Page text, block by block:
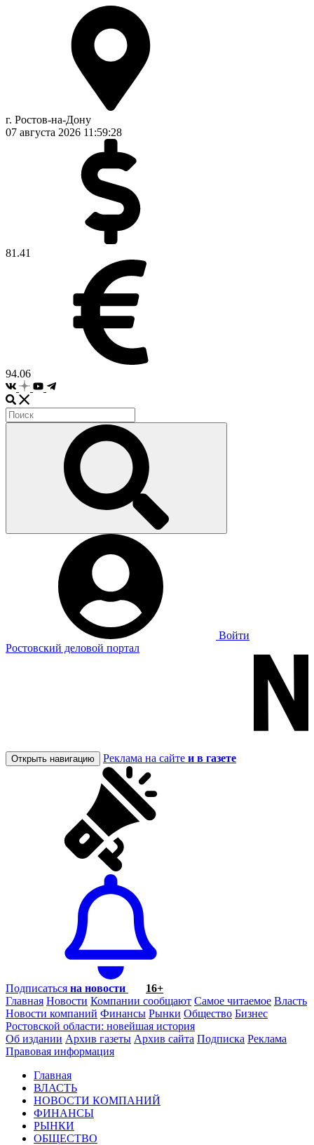
г. Ростов-на-Дону
07 августа 2026 11:59:28
81.41
94.06
Войти
Ростовский деловой портал
Открыть навигацию Реклама на сайте и в газете
Подписаться на новости
16+
Главная Новости Компании сообщают Самое читаемое Власть
Новости компаний Финансы Рынки Общество Бизнес
Ростовской области: новейшая история
Об издании Архив газеты Архив сайта Подписка Реклама
Правовая информация
Главная
ВЛАСТЬ
НОВОСТИ КОМПАНИЙ
ФИНАНСЫ
РЫНКИ
ОБЩЕСТВО